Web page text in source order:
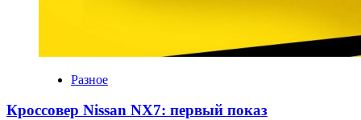
Разное
Кроссовер Nissan NX7: первый показ